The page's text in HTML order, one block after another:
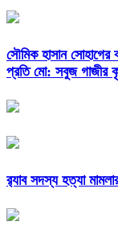
সৌমিক হাসান সোহাগের
প্রতি মো: সবুজ গাজীর
র‌্যাব সদস্য হত্যা